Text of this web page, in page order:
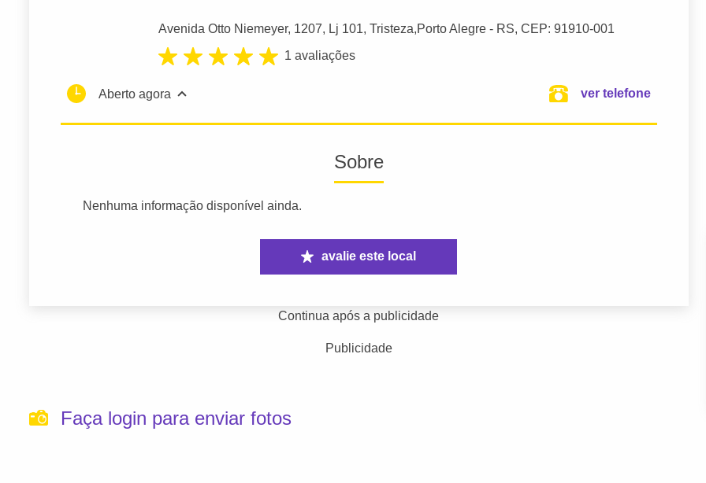
Avenida Otto Niemeyer, 1207, Lj 101, Tristeza,Porto Alegre - RS, CEP: 91910-001
1 avaliações
Aberto agora ver telefone
Sobre
Nenhuma informação disponível ainda.
avalie este local
Continua após a publicidade
Publicidade
Faça login para enviar fotos